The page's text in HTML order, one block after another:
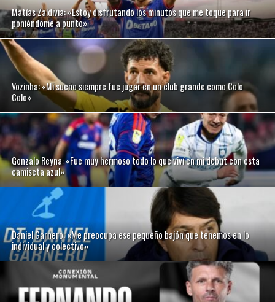
Matías Zaldivia: «Estoy disfrutando los minutos que me toque para ir
poniéndome a punto»
Vozinha: «Mi sueño siempre fue jugar en un club grande como Colo
Colo»
Gonzalo Reyna: «Fue muy hermoso todo lo que viví en mi debut con esta
camiseta azul»
Daniel Garnero: «Me preocupa ese pequeño bajón que tenemos en lo
individual y colectivo»